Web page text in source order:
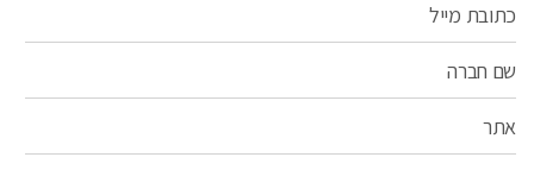
כתובת מייל
שם חברה
אתר